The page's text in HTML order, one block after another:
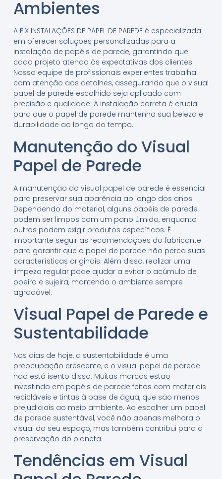
Ambientes
A FIX INSTALAÇÕES DE PAPEL DE PAREDE é especializada
em oferecer soluções personalizadas para a
instalação de papéis de parede, garantindo que
cada projeto atenda às expectativas dos clientes.
Nossa equipe de profissionais experientes trabalha
com atenção aos detalhes, assegurando que o visual
papel de parede escolhido seja aplicado com
precisão e qualidade. A instalação correta é crucial
para que o papel de parede mantenha sua beleza e
durabilidade ao longo do tempo.
Manutenção do Visual
Papel de Parede
A manutenção do visual papel de parede é essencial
para preservar sua aparência ao longo dos anos.
Dependendo do material, alguns papéis de parede
podem ser limpos com um pano úmido, enquanto
outros podem exigir produtos específicos. É
importante seguir as recomendações do fabricante
para garantir que o papel de parede não perca suas
características originais. Além disso, realizar uma
limpeza regular pode ajudar a evitar o acúmulo de
poeira e sujeira, mantendo o ambiente sempre
agradável.
Visual Papel de Parede e
Sustentabilidade
Nos dias de hoje, a sustentabilidade é uma
preocupação crescente, e o visual papel de parede
não está isento disso. Muitas marcas estão
investindo em papéis de parede feitos com materiais
recicláveis e tintas à base de água, que são menos
prejudiciais ao meio ambiente. Ao escolher um papel
de parede sustentável, você não apenas melhora o
visual do seu espaço, mas também contribui para a
preservação do planeta.
Tendências em Visual